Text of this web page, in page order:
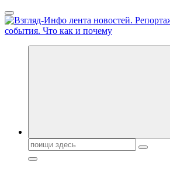
Перейти
к
содержанию
Обо всем и обо всех, что зачем и
Поиск: